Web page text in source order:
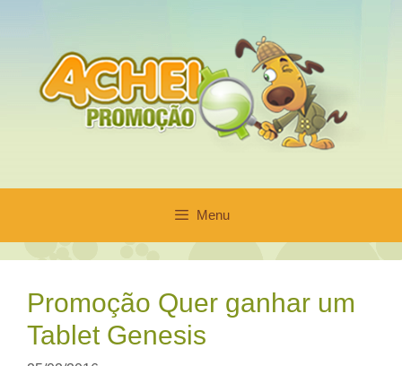
conteúdo
Menu
Promoção Quer ganhar um
Tablet Genesis